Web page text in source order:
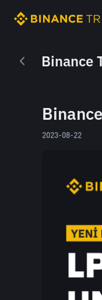
Binance
2023-08-22